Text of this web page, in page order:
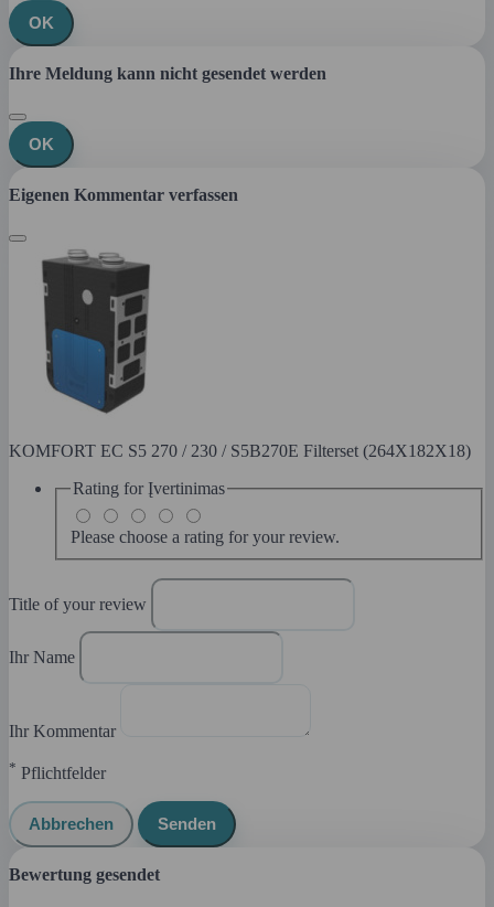
OK
Ihre Meldung kann nicht gesendet werden
OK
Eigenen Kommentar verfassen
KOMFORT EC S5 270 / 230 / S5B270E Filterset (264X182X18)
Rating for Įvertinimas
Please choose a rating for your review.
Title of your review
Ihr Name
Ihr Kommentar
* Pflichtfelder
Abbrechen Senden
Bewertung gesendet